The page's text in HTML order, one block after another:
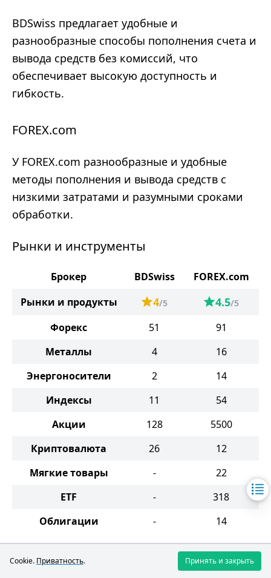
BDSwiss предлагает удобные и
разнообразные способы пополнения счета и
вывода средств без комиссий, что
обеспечивает высокую доступность и
гибкость.
FOREX.com
У FOREX.com разнообразные и удобные
методы пополнения и вывода средств с
низкими затратами и разумными сроками
обработки.
Рынки и инструменты
Брокер BDSwiss
FOREX.com
Рынки и продукты
4/5 4.5/5
Форекс 51
91
Металлы
4
16
Энергоносители
2
14
Индексы
11
54
Акции
128
5500
Криптовалюта
26
12
Мягкие товары
-
22
ETF
-
318
Облигации
- 14
Cookie. Приватность. Принять и закрыть